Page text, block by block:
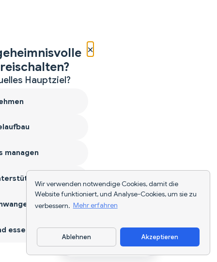
Wir verwenden notwendige Cookies, damit die
Website funktioniert, und Analyse-Cookies, um sie zu
verbessern. Mehr erfahren
Ablehnen Akzeptieren
App herunterladen
×
Hauptziel?
managen
essen